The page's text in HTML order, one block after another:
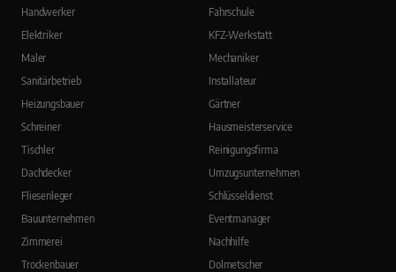
Handwerker
Elektriker
Maler
Sanitärbetrieb
Heizungsbauer
Schreiner
Tischler
Dachdecker
Fliesenleger
Bauunternehmen
Zimmerei
Trockenbauer
Fahrschule
KFZ-Werkstatt
Mechaniker
Installateur
Gärtner
Hausmeisterservice
Reinigungsfirma
Umzugsunternehmen
Schlüsseldienst
Eventmanager
Nachhilfe
Dolmetscher